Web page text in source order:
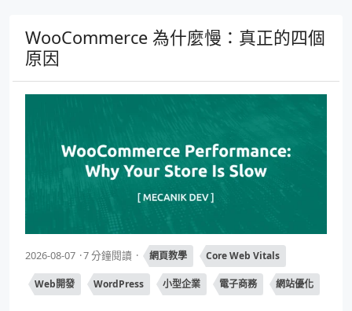
WooCommerce 為什麼慢：真正的四個
原因
2026-08-07 7 分鐘閱讀 網頁教學 Core Web Vitals
Web開發 WordPress 小型企業 電子商務 網站優化